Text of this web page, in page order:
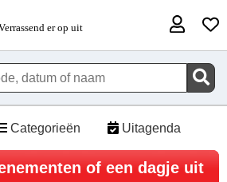
Categorieën Uitagenda
of een dagje uit